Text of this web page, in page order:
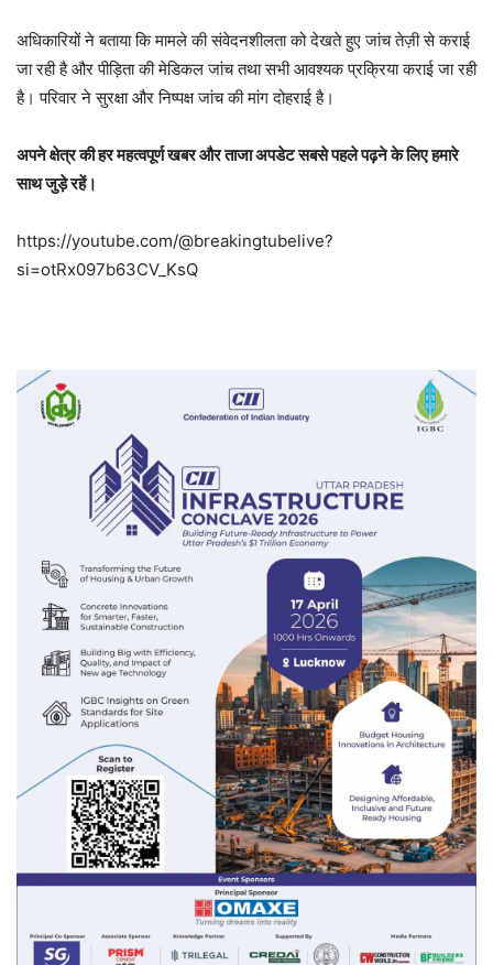
अधिकारियों ने बताया कि मामले की संवेदनशीलता को देखते हुए जांच तेज़ी से कराई
जा रही है और पीड़िता की मेडिकल जांच तथा सभी आवश्यक प्रक्रिया कराई जा रही
है। परिवार ने सुरक्षा और निष्पक्ष जांच की मांग दोहराई है।
अपने क्षेत्र की हर महत्वपूर्ण खबर और ताजा अपडेट सबसे पहले पढ़ने के लिए हमारे
साथ जुड़े रहें।
https://youtube.com/@breakingtubelive?
si=otRx097b63CV_KsQ